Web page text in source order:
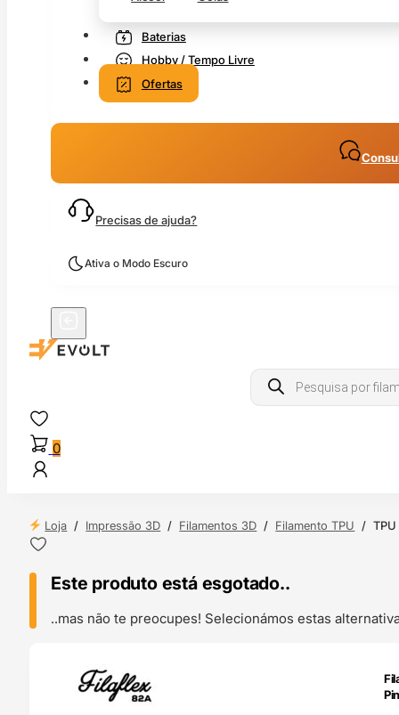
Baterias
Hobby / Tempo Livre
Ofertas
Precisas de ajuda?
Ativa o Modo Escuro
Products
search
0
Loja / Impressão 3D / Filamentos 3D / Filamento TPU /
Este produto está esgotado..
..mas não te preocupes! Selecionámos estas